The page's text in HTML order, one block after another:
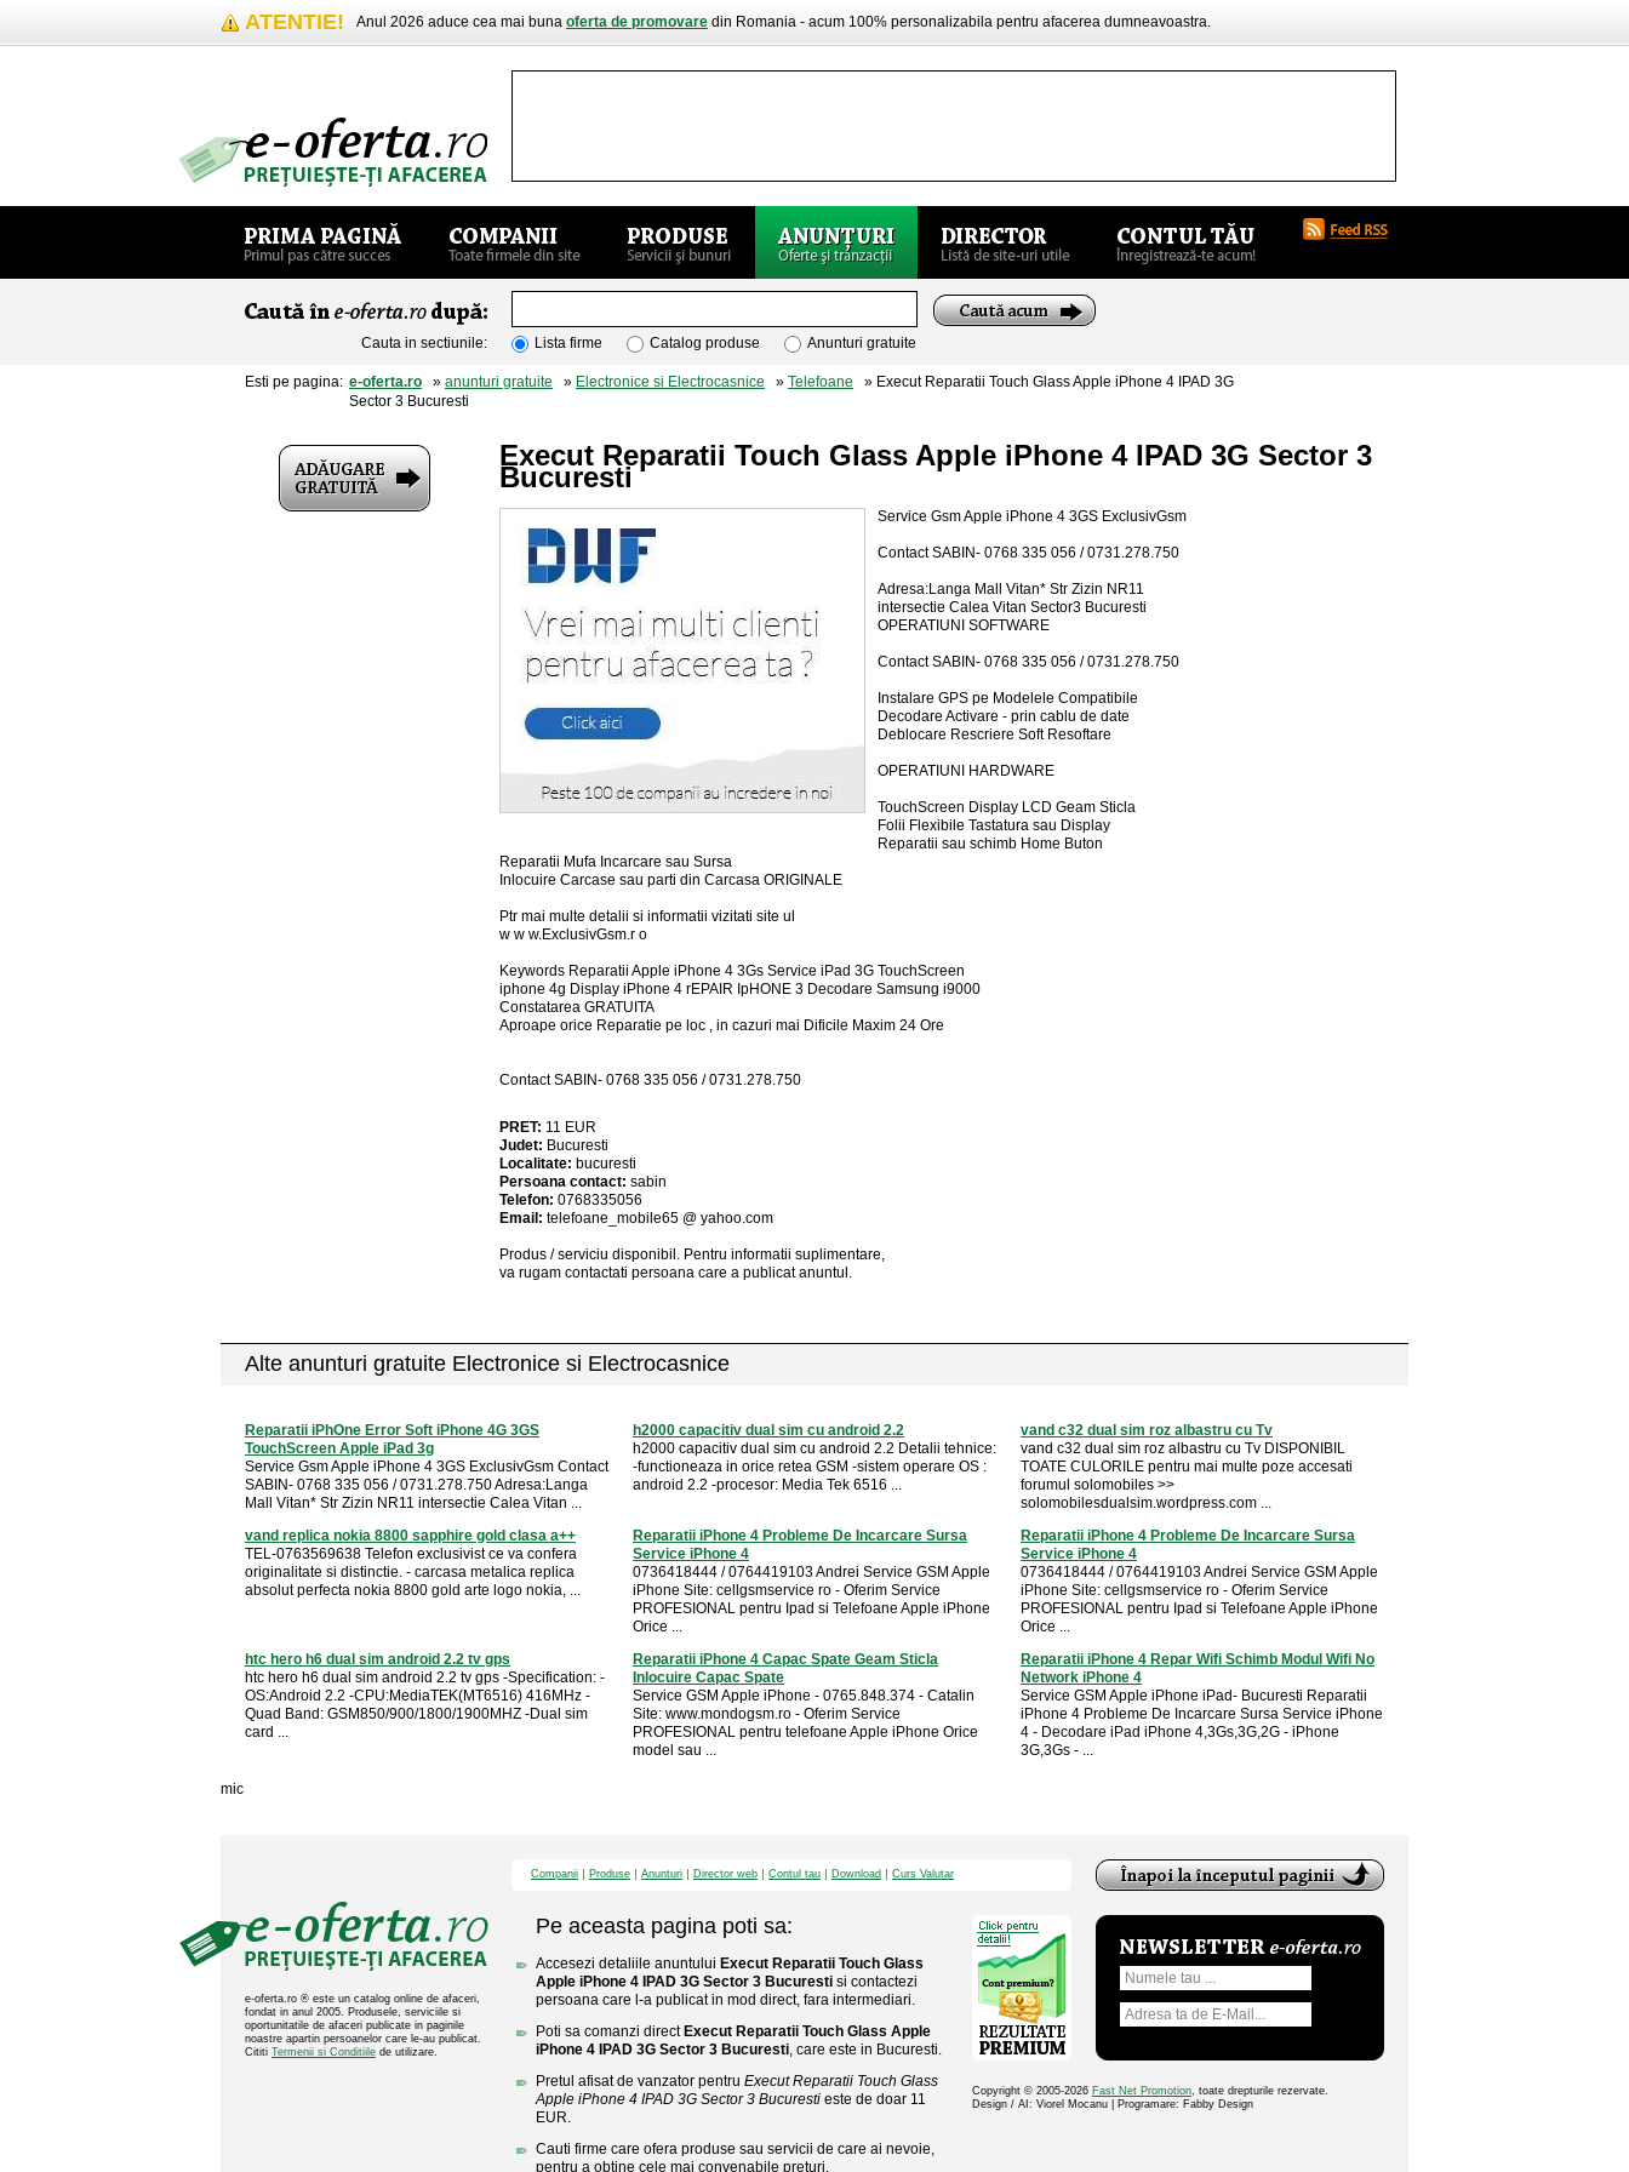
ATENTIE! Anul 2026 aduce cea mai buna oferta de promovare din Romania - acum 100% personalizabila pentru afacerea dumneavoastra.
Cauta in sectiunile: Lista firme Catalog produse Anunturi gratuite
Esti pe pagina: e-oferta.ro » anunturi gratuite » Electronice si Electrocasnice » Telefoane » Execut Reparatii Touch Glass Apple iPhone 4 IPAD 3G
Sector 3 Bucuresti
Execut Reparatii Touch Glass Apple iPhone 4 IPAD 3G Sector 3
Bucuresti
Service Gsm Apple iPhone 4 3GS ExclusivGsm
Contact SABIN- 0768 335 056 / 0731.278.750
Adresa:Langa Mall Vitan* Str Zizin NR11
intersectie Calea Vitan Sector3 Bucuresti
OPERATIUNI SOFTWARE
Contact SABIN- 0768 335 056 / 0731.278.750
Instalare GPS pe Modelele Compatibile
Decodare Activare - prin cablu de date
Deblocare Rescriere Soft Resoftare
OPERATIUNI HARDWARE
TouchScreen Display LCD Geam Sticla
Folii Flexibile Tastatura sau Display
Reparatii sau schimb Home Buton
Reparatii Mufa Incarcare sau Sursa
Inlocuire Carcase sau parti din Carcasa ORIGINALE
Ptr mai multe detalii si informatii vizitati site ul
w w w.ExclusivGsm.r o
Keywords Reparatii Apple iPhone 4 3Gs Service iPad 3G TouchScreen
iphone 4g Display iPhone 4 rEPAIR IpHONE 3 Decodare Samsung i9000
Constatarea GRATUITA
Aproape orice Reparatie pe loc , in cazuri mai Dificile Maxim 24 Ore
Contact SABIN- 0768 335 056 / 0731.278.750
PRET: 11 EUR
Judet: Bucuresti
Localitate: bucuresti
Persoana contact: sabin
Telefon: 0768335056
Email: telefoane_mobile65 @ yahoo.com
Produs / serviciu disponibil . Pentru informatii suplimentare,
va rugam contactati persoana care a publicat anuntul.
Alte anunturi gratuite Electronice si Electrocasnice
Reparatii iPhOne Error Soft iPhone 4G 3GS
TouchScreen Apple iPad 3g
Service Gsm Apple iPhone 4 3GS ExclusivGsm Contact
SABIN- 0768 335 056 / 0731.278.750 Adresa:Langa
Mall Vitan* Str Zizin NR11 intersectie Calea Vitan ...
h2000 capacitiv dual sim cu android 2.2
h2000 capacitiv dual sim cu android 2.2 Detalii tehnice:
-functioneaza in orice retea GSM -sistem operare OS :
android 2.2 -procesor: Media Tek 6516 ...
vand c32 dual sim roz albastru cu Tv
vand c32 dual sim roz albastru cu Tv DISPONIBIL
TOATE CULORILE pentru mai multe poze accesati
forumul solomobiles >>
solomobilesdualsim.wordpress.com ...
vand replica nokia 8800 sapphire gold clasa a++
TEL-0763569638 Telefon exclusivist ce va confera
originalitate si distinctie. - carcasa metalica replica
absolut perfecta nokia 8800 gold arte logo nokia, ...
Reparatii iPhone 4 Probleme De Incarcare Sursa
Service iPhone 4
0736418444 / 0764419103 Andrei Service GSM Apple
iPhone Site: cellgsmservice ro - Oferim Service
PROFESIONAL pentru Ipad si Telefoane Apple iPhone
Orice ...
Reparatii iPhone 4 Probleme De Incarcare Sursa
Service iPhone 4
0736418444 / 0764419103 Andrei Service GSM Apple
iPhone Site: cellgsmservice ro - Oferim Service
PROFESIONAL pentru Ipad si Telefoane Apple iPhone
Orice ...
htc hero h6 dual sim android 2.2 tv gps
htc hero h6 dual sim android 2.2 tv gps -Specification: -
OS:Android 2.2 -CPU:MediaTEK(MT6516) 416MHz -
Quad Band: GSM850/900/1800/1900MHZ -Dual sim
card ...
Reparatii iPhone 4 Capac Spate Geam Sticla
Inlocuire Capac Spate
Service GSM Apple iPhone - 0765.848.374 - Catalin
Site: www.mondogsm.ro - Oferim Service
PROFESIONAL pentru telefoane Apple iPhone Orice
model sau ...
Reparatii iPhone 4 Repar Wifi Schimb Modul Wifi No
Network iPhone 4
Service GSM Apple iPhone iPad- Bucuresti Reparatii
iPhone 4 Probleme De Incarcare Sursa Service iPhone
4 - Decodare iPad iPhone 4,3Gs,3G,2G - iPhone
3G,3Gs - ...
mic
e-oferta.ro ® este un catalog online de afaceri,
fondat in anul 2005. Produsele, serviciile si
oportunitatile de afaceri publicate in paginile
noastre apartin persoanelor care le-au publicat.
Cititi Termenii si Conditiile de utilizare.
Companii Produse Anunturi Director web Contul tau Download Curs Valutar
Pe aceasta pagina poti sa:
Accesezi detaliile anuntului Execut Reparatii Touch Glass
Apple iPhone 4 IPAD 3G Sector 3 Bucuresti si contactezi
persoana care l-a publicat in mod direct, fara intermediari.
Poti sa comanzi direct Execut Reparatii Touch Glass Apple
iPhone 4 IPAD 3G Sector 3 Bucuresti, care este in Bucuresti.
Pretul afisat de vanzator pentru Execut Reparatii Touch Glass
Apple iPhone 4 IPAD 3G Sector 3 Bucuresti este de doar 11
EUR.
Cauti firme care ofera produse sau servicii de care ai nevoie,
pentru a obtine cele mai convenabile preturi.
Copyright © 2005-2026 Fast Net Promotion, toate drepturile rezervate.
Design / AI: Viorel Mocanu | Programare: Fabby Design